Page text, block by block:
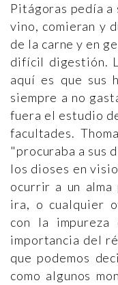
Pitágoras pedía a
vino, comieran y
de la carne y en
difícil digestión.
aquí es que sus
siempre a no
fuera el estudio
facultades.
"procuraba a sus
los dioses en
ocurrir a un
ira, o cualquier
con la
importancia del
que podemos
como algunos